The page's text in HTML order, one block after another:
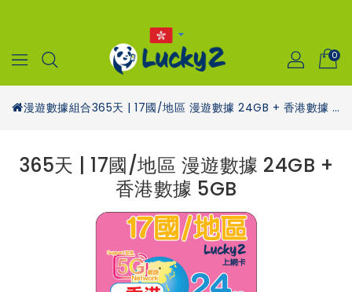
0
漫遊數據組合 365天 | 17國/地區 漫遊數據 24GB + 香港數據 5GB
365天 | 17國/地區 漫遊數據 24GB +
香港數據 5GB